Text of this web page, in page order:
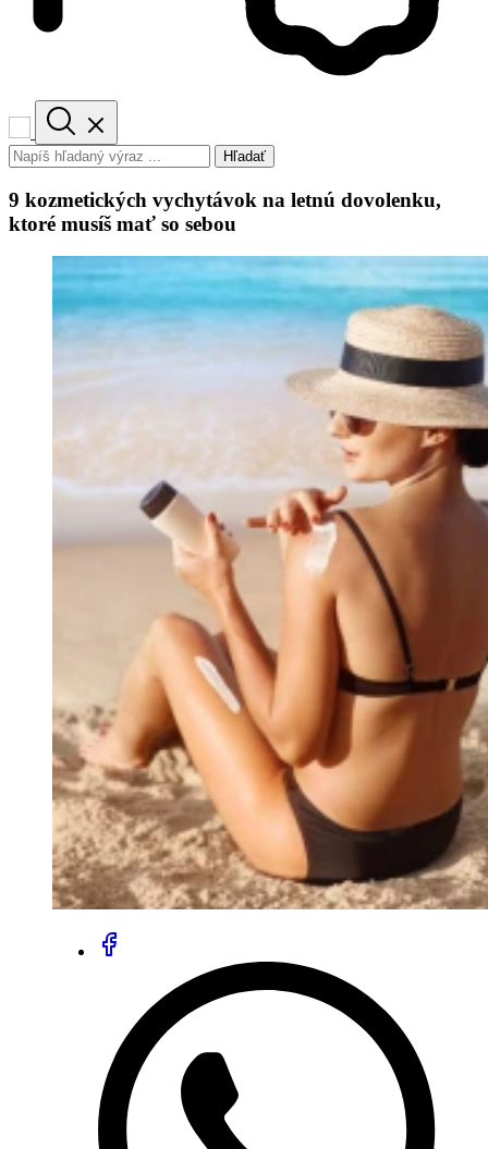
Hľadať
9 kozmetických vychytávok na letnú dovolenku,
ktoré musíš mať so sebou